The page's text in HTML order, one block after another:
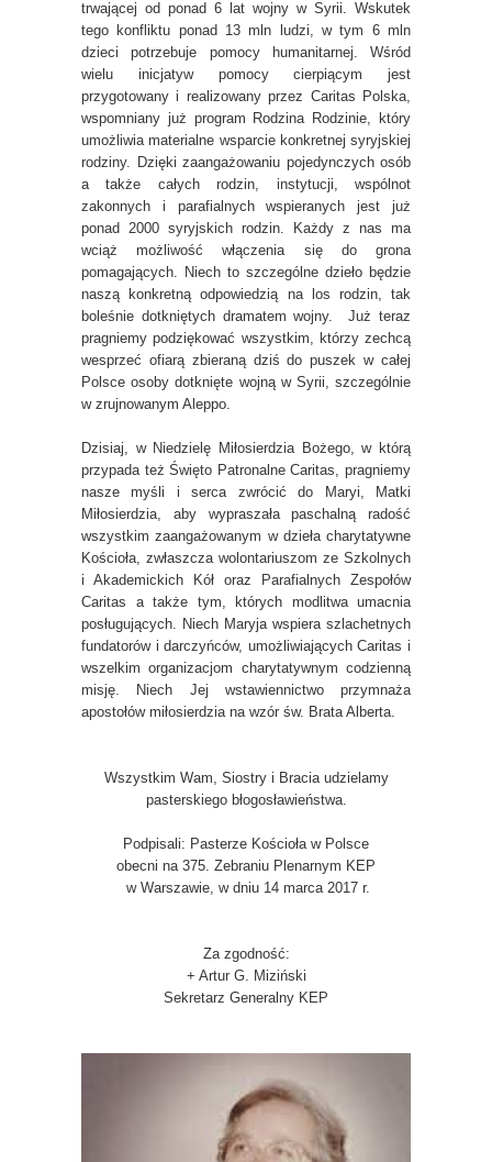
trwającej od ponad 6 lat wojny w Syrii. Wskutek
tego konfliktu ponad 13 mln ludzi, w tym 6 mln
dzieci potrzebuje pomocy humanitarnej. Wśród
wielu inicjatyw pomocy cierpiącym jest
przygotowany i realizowany przez Caritas Polska,
wspomniany już program Rodzina Rodzinie, który
umożliwia materialne wsparcie konkretnej syryjskiej
rodziny. Dzięki zaangażowaniu pojedynczych osób
a także całych rodzin, instytucji, wspólnot
zakonnych i parafialnych wspieranych jest już
ponad 2000 syryjskich rodzin. Każdy z nas ma
wciąż możliwość włączenia się do grona
pomagających. Niech to szczególne dzieło będzie
naszą konkretną odpowiedzią na los rodzin, tak
boleśnie dotkniętych dramatem wojny. Już teraz
pragniemy podziękować wszystkim, którzy zechcą
wesprzeć ofiarą zbieraną dziś do puszek w całej
Polsce osoby dotknięte wojną w Syrii, szczególnie
w zrujnowanym Aleppo.
Dzisiaj, w Niedzielę Miłosierdzia Bożego, w którą
przypada też Święto Patronalne Caritas, pragniemy
nasze myśli i serca zwrócić do Maryi, Matki
Miłosierdzia, aby wypraszała paschalną radość
wszystkim zaangażowanym w dzieła charytatywne
Kościoła, zwłaszcza wolontariuszom ze Szkolnych
i Akademickich Kół oraz Parafialnych Zespołów
Caritas a także tym, których modlitwa umacnia
posługujących. Niech Maryja wspiera szlachetnych
fundatorów i darczyńców, umożliwiających Caritas i
wszelkim organizacjom charytatywnym codzienną
misję. Niech Jej wstawiennictwo przymnaża
apostołów miłosierdzia na wzór św. Brata Alberta.
Wszystkim Wam, Siostry i Bracia udzielamy
pasterskiego błogosławieństwa.
Podpisali: Pasterze Kościoła w Polsce
obecni na 375. Zebraniu Plenarnym KEP
w Warszawie, w dniu 14 marca 2017 r.
Za zgodność:
+ Artur G. Miziński
Sekretarz Generalny KEP